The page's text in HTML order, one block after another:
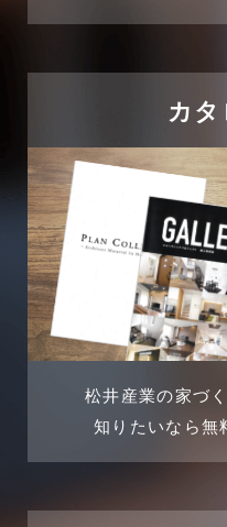
住宅に関するよくある
商品情報
土地に関するよくある
土地活用事例
土地活用提案
売買物件
2024年9月
2024年7月
2024年6月
2024年5月
2024年4月
2024年2月
カ
松井産業の家づ
知りたいなら無